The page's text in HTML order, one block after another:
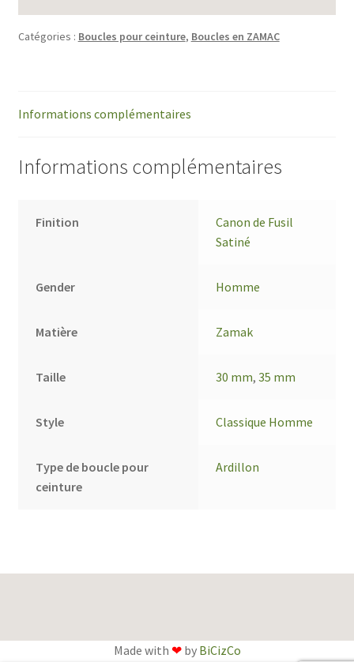
Catégories : Boucles pour ceinture, Boucles en ZAMAC
Informations complémentaires
Informations complémentaires
Finition
Canon de Fusil
Satiné
Gender Homme
Matière Zamak
Taille 30 mm,35 mm
Style Classique Homme
Type de boucle pour
ceinture
Ardillon
Made with ❤by BiCizCo